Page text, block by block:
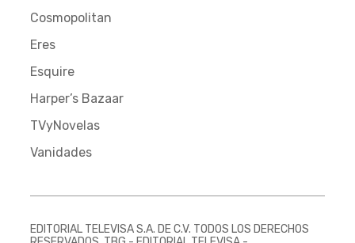
Cosmopolitan
Eres
Esquire
Harper’s Bazaar
TVyNovelas
Vanidades
EDITORIAL TELEVISA S.A. DE C.V. TODOS LOS DERECHOS